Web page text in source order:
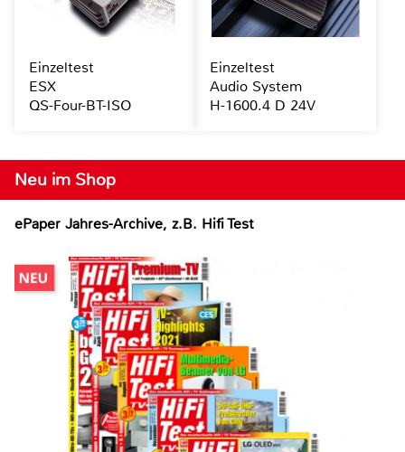
Neu im Shop
ePaper Jahres-Archive, z.B. Hifi Test
Einzeltest
ESX
QS-Four-BT-ISO
Einzeltest
Audio System
H-1600.4 D 24V